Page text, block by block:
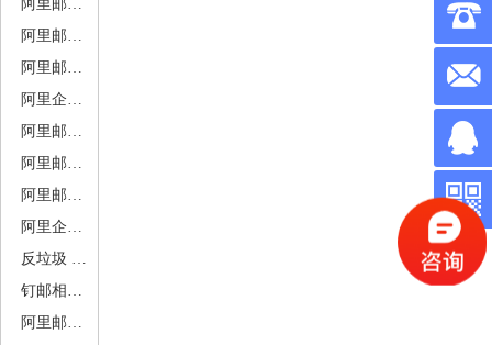
阿里邮箱APP下载
阿里邮箱PC邮件端
阿里邮箱MAC邮件端设置
阿里企业邮箱搬家
阿里邮箱日历 日程 会议
阿里邮箱邮件归档 备份
阿里邮箱安全使用
阿里企业邮箱退类类型分析
反垃圾 反病毒设置
钉邮相关问题
阿里邮件组 静态 动态